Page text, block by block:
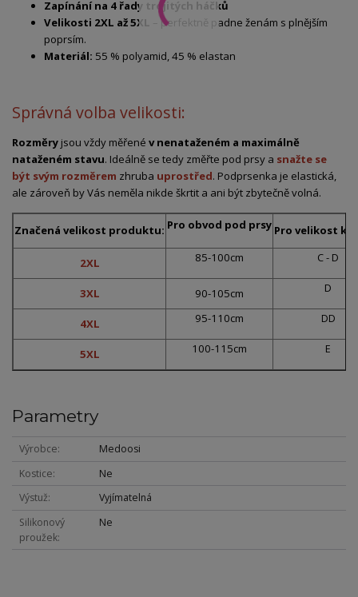
Zapínání na 4 řady trojitých háčků
Velikosti 2XL až 5XL – perfektně padne ženám s plnějším
poprsím.
Materiál: 55 % polyamid, 45 % elastan
Správná volba velikosti:
Rozměry jsou vždy měřené v nenataženém a maximálně
nataženém stavu. Ideálně se tedy změřte pod prsy a snažte se
být svým rozměrem zhruba uprostřed. Podprsenka je elastická,
ale zároveň by Vás neměla nikde škrtit a ani být zbytečně volná.
Značená velikost produktu: Pro obvod pod prsy Pro velikost
2XL 85-100cm C - D
3XL 90-105cm D
4XL 95-110cm DD
5XL 100-115cm E
Parametry
Výrobce
Medoosi
Kostice
Ne
Výstuž
Vyjímatelná
Silikonový
proužek
Ne